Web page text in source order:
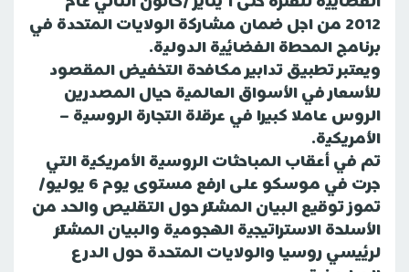
2012 من اجل ضمان مشاركة الولايات المتحدة في
برنامج المحطة الفضائية الدولية.
ويعتبر تطبيق تدابير مكافحة التخفيض المقصود
للأسعار في الأسواق العالمية حيال المصدرين
الروس عاملا كبيرا في عرقلة التجارة الروسية –
الأمريكية.
تم في أعقاب المباحثات الروسية الأمريكية التي
جرت في موسكو على ارفع مستوى يوم 6 يوليو/
تموز توقيع البيان المشترك حول التقليص والحد من
الأسلحة الاستراتيجية الهجومية والبيان المشترك
لرئيسي روسيا والولايات المتحدة حول الدرع